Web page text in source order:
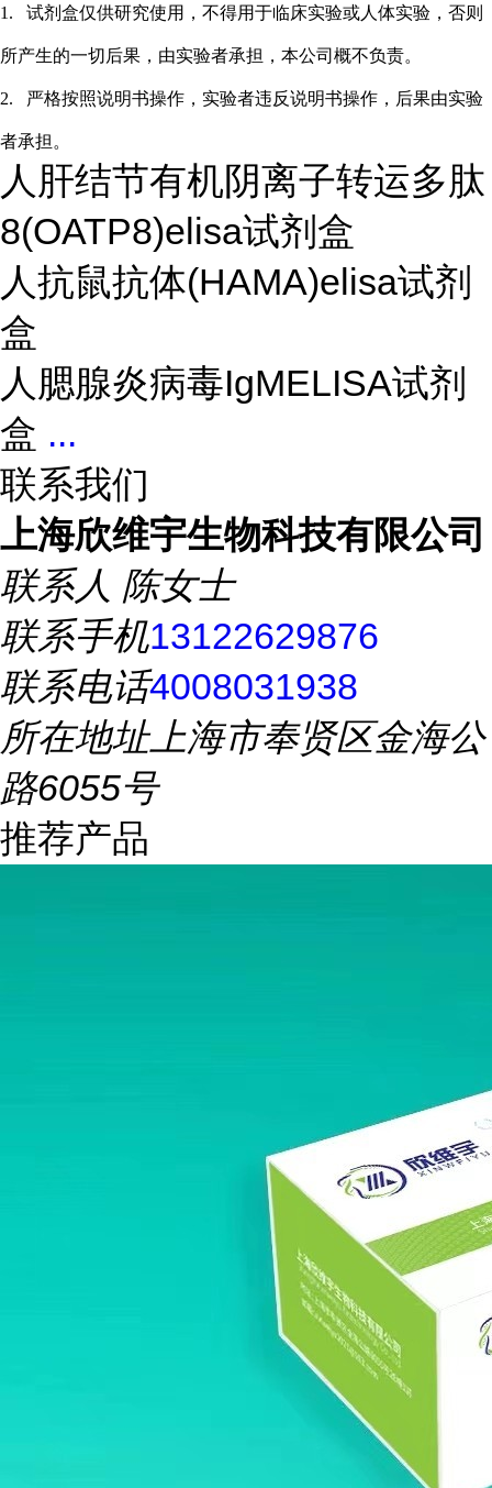
1. 试剂盒仅供研究使用，不得用于临床实验或人 体实验，否则
所产生的一切后果，由实验者承担，本公司概不负责。
2. 严格按照说明书操作，实验者违反说明书操作，后果由实验
者承担。
人肝结节有机阴离子转运多肽
8(OATP8)elisa试剂盒
人抗鼠抗体(HAMA)elisa试剂
盒
人腮腺炎病毒IgMELISA试剂
盒 ...
联系我们
上海欣维宇生物科技有限公司
联系人 陈女士
联系手机13122629876
联系电话4008031938
所在地址上海市奉贤区金海公
路6055号
推荐产品